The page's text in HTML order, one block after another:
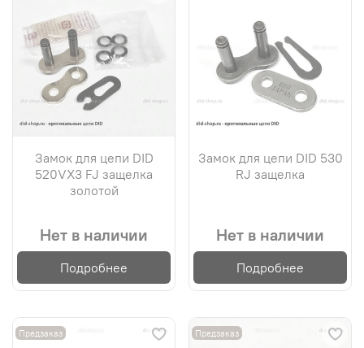
Замок для цепи DID
520VX3 FJ защелка
золотой
Нет в наличии
Подробнее
Замок для цепи DID 530
RJ защелка
Нет в наличии
Подробнее
Предзаказ Предзаказ